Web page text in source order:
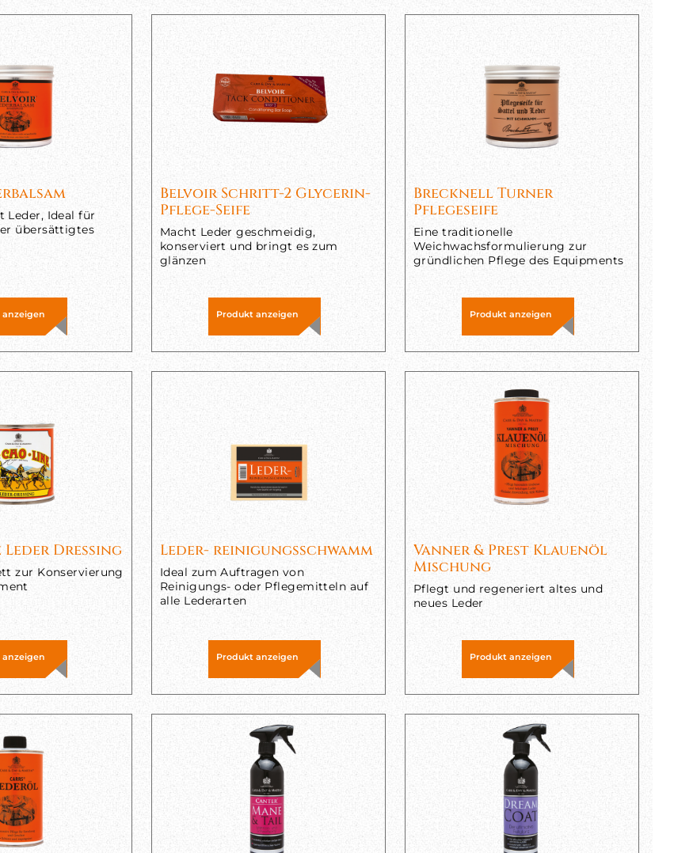
Leder, Ideal für
übersättigtes
Belvoir Schritt-2 Glycerin-
Pflege-Seife
Macht Leder geschmeidig,
konserviert und bringt es zum
glänzen
Produkt anzeigen
Brecknell Turner
Pflegeseife
Eine traditionelle
Weichwachsformulierung zur
gründlichen Pflege des Equipments
Produkt anzeigen
Leder Dressing
zur Konservierung
Leder- reinigungsschwamm
Ideal zum Auftragen von
Reinigungs- oder Pflegemitteln auf
alle Lederarten
Produkt anzeigen
Vanner & Prest Klauenöl
Mischung
Pflegt und regeneriert altes und
neues Leder
Produkt anzeigen